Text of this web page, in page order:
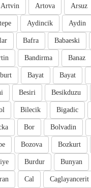
Arsuz
Artova
Artvin
Aydin
Aydincik
Babaeski
Bafra
Banaz
Bandirma
Bayat
Bayat
Besikduzu
Besiri
Bigadic
Bilecik
Bolvadin
Bor
Bozkurt
Bozova
Bunyan
Burdur
Caglayancerit
Cal